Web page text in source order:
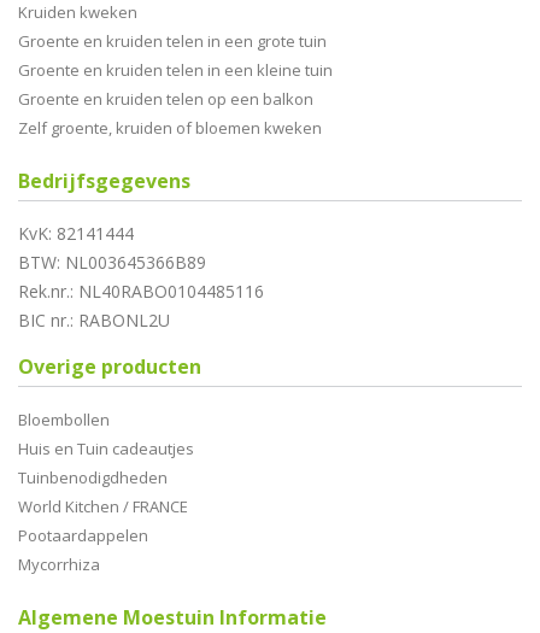
Kruiden kweken
Groente en kruiden telen in een grote tuin
Groente en kruiden telen in een kleine tuin
Groente en kruiden telen op een balkon
Zelf groente, kruiden of bloemen kweken
Bedrijfsgegevens
KvK: 82141444
BTW: NL003645366B89
Rek.nr.: NL40RABO0104485116
BIC nr.: RABONL2U
Overige producten
Bloembollen
Huis en Tuin cadeautjes
Tuinbenodigdheden
World Kitchen / FRANCE
Pootaardappelen
Mycorrhiza
Algemene Moestuin Informatie